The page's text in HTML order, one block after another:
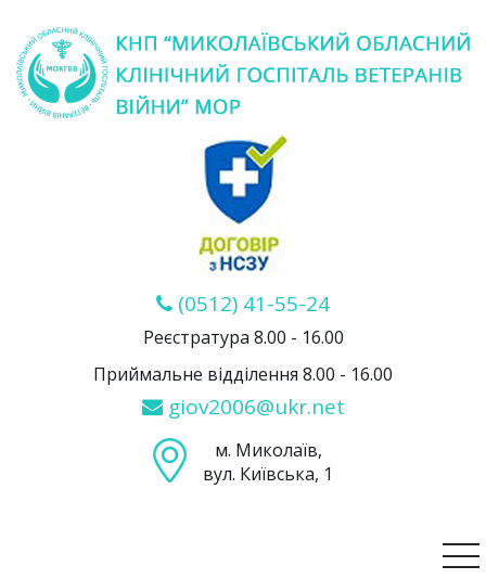
(0512) 41-55-24
Реєстратура 8.00 - 16.00
Приймальне відділення 8.00 - 16.00
giov2006@ukr.net
м. Миколаїв,
вул. Київська, 1